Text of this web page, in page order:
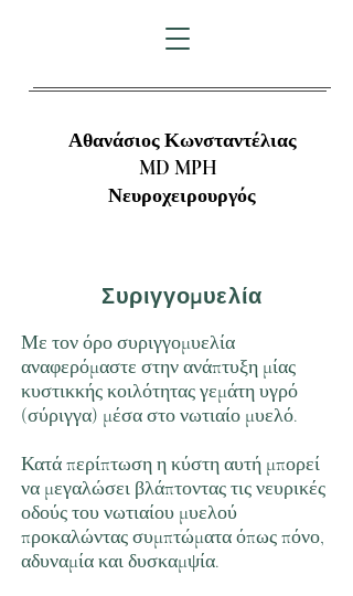
Αθανάσιος Κωνσταντέλιας
MD MPH
Νευροχειρουργός
Συριγγομυελία
Με τον όρο συριγγομυελία
αναφερόμαστε στην ανάπτυξη μίας
κυστικκής κοιλότητας γεμάτη υγρό
(σύριγγα) μέσα στο νωτιαίο μυελό.
Κατά περίπτωση η κύστη αυτή μπορεί
να μεγαλώσει βλάπτοντας τις νευρικές
οδούς του νωτιαίου μυελού
προκαλώντας συμπτώματα όπως πόνο,
αδυναμία και δυσκαμψία.